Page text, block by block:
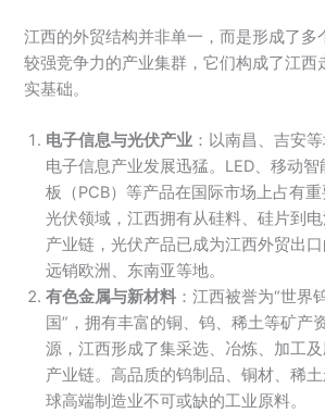
江西的外贸结构并非单一，而是形成了多
较强竞争力的产业集群，它们构成了江西
实基础。
电子信息与光伏产业 ：以南昌、吉安
电子信息产业发展迅猛。LED、移动
板（PCB）等产品在国际市场上占有
光伏领域，江西拥有从硅料、硅片到
产业链，光伏产品已成为江西外贸出口
远销欧洲、东南亚等地。
有色金属与新材料 ：江西被誉为“世界
国”，拥有丰富的铜、钨、稀土等矿产
源，江西形成了集采选、冶炼、加工
产业链。高品质的钨制品、铜材、稀
球高端制造业不可或缺的工业原料。